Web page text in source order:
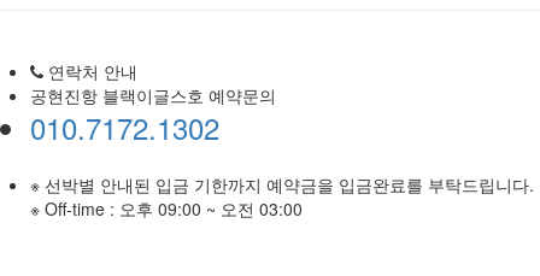
연락처 안내
공현진항 블랙이글스호 예약문의
010.7172.1302
※ 선박별 안내된 입금 기한까지 예약금을 입금완료를 부탁드립니다.
※ Off-time : 오후 09:00 ~ 오전 03:00